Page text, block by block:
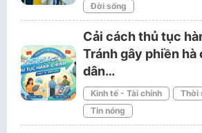
Đời sống
Cải cách thủ tục
Tránh gây phiền hà
dân…
Kinh tế - Tài chính
Thời
Tin nóng